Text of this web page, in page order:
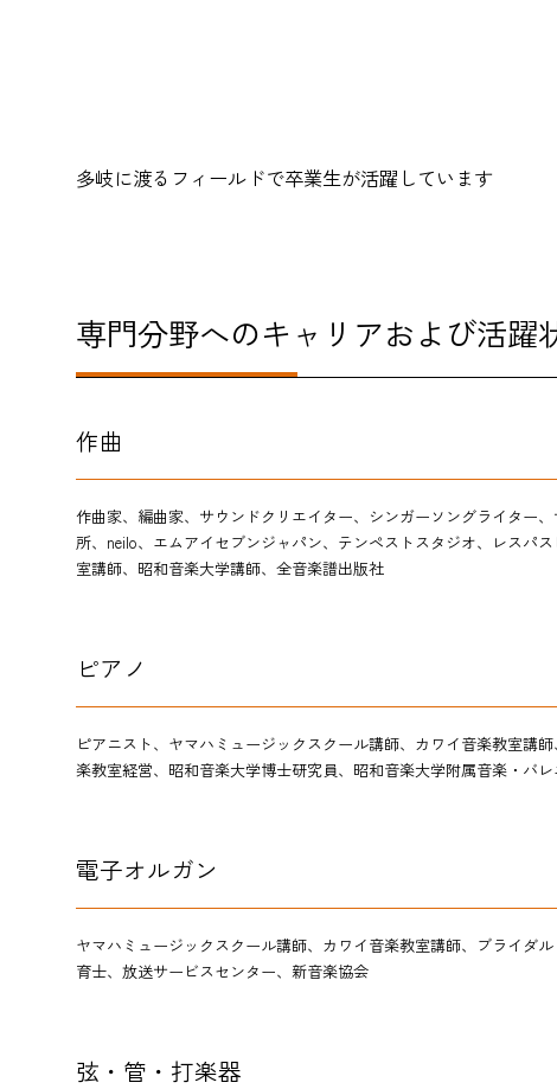
多岐に渡るフィールドで卒業生が活躍しています
専門分野へのキャリアおよび活躍
作曲
作曲家、編曲家、サウンドクリエイター、シンガーソングライター
所、neilo、エムアイセブンジャパン、テンペストスタジオ、レスパ
室講師、昭和音楽大学講師、全音楽譜出版社
ピアノ
ピアニスト、ヤマハミュージックスクール講師、カワイ音楽教室講
楽教室経営、昭和音楽大学博士研究員、昭和音楽大学附属音楽・バ
電子オルガン
ヤマハミュージックスクール講師、カワイ音楽教室講師、ブライダ
育士、放送サービスセンター、新音楽協会
弦・管・打楽器